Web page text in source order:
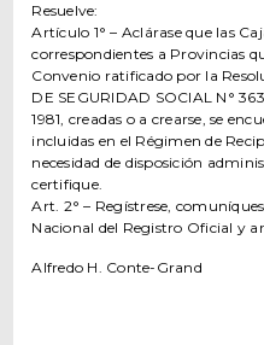
Resuelve:
Artículo 1° – Aclárase que las
correspondientes a Provincias
Convenio ratificado por la
DE SEGURIDAD SOCIAL N°
1981, creadas o a crearse, se
incluidas en el Régimen de
necesidad de disposición
certifique.
Art. 2° – Regístrese,
Nacional del Registro Oficial y
Alfredo H. Conte-Grand